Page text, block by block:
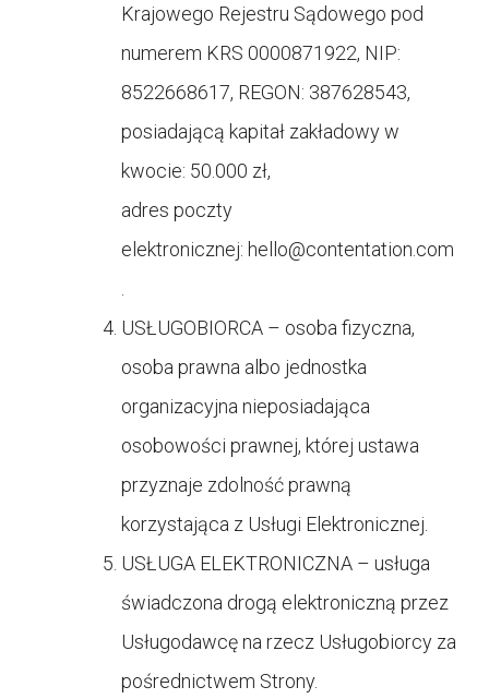
Krajowego Rejestru Sądowego pod
numerem KRS 0000871922, NIP:
8522668617, REGON: 387628543,
posiadającą kapitał zakładowy w
kwocie: 50.000 zł,
adres poczty
elektronicznej: hello@contentation.com
USŁUGOBIORCA – osoba fizyczna,
osoba prawna albo jednostka
organizacyjna nieposiadająca
osobowości prawnej, której ustawa
przyznaje zdolność prawną
korzystająca z Usługi Elektronicznej.
USŁUGA ELEKTRONICZNA – usługa
świadczona drogą elektroniczną przez
Usługodawcę na rzecz Usługobiorcy za
pośrednictwem Strony.